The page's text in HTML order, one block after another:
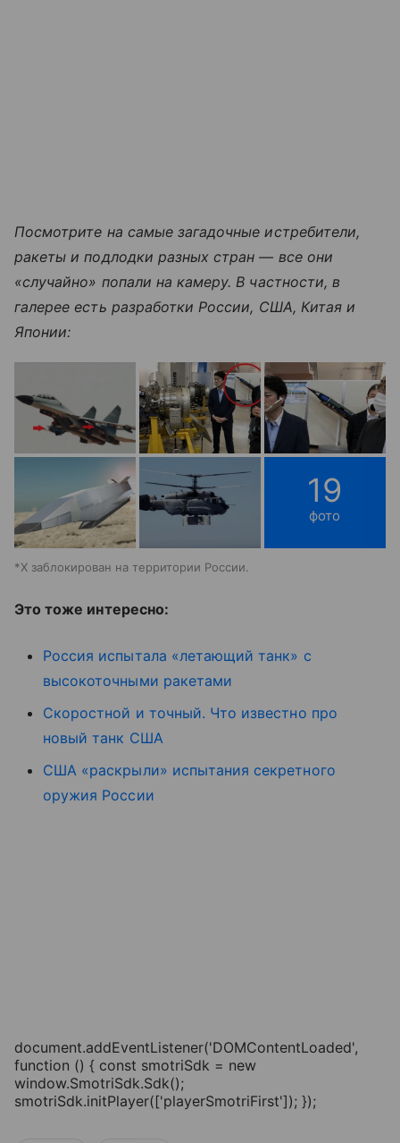
Посмотрите на самые загадочные истребители,
ракеты и подлодки разных стран — все они
«случайно» попали на камеру. В частности, в
галерее есть разработки России, США, Китая и
Японии:
19
фото
*X заблокирован на территории России.
Это тоже интересно:
Россия испытала «летающий танк» с
высокоточными ракетами
Скоростной и точный. Что известно про
новый танк США
США «раскрыли» испытания секретного
оружия России
document.addEventListener('DOMContentLoaded',
function () { const smotriSdk = new
window.SmotriSdk.Sdk();
smotriSdk.initPlayer(['playerSmotriFirst']); });